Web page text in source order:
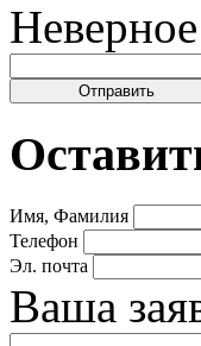
Имя, Фамилия
Телефон
Эл. почта
Ваша